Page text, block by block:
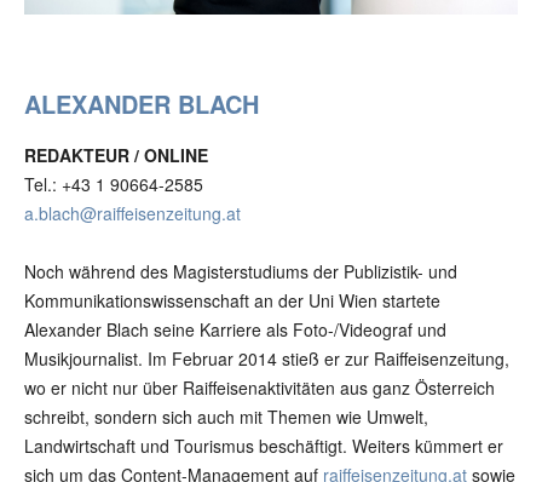
ALEXANDER BLACH
REDAKTEUR / ONLINE
Tel.: +43 1 90664-2585
a.blach@raiffeisenzeitung.at
Noch während des Magisterstudiums der Publizistik- und
Kommunikationswissenschaft an der Uni Wien startete
Alexander Blach seine Karriere als Foto-/Videograf und
Musikjournalist. Im Februar 2014 stieß er zur Raiffeisenzeitung,
wo er nicht nur über Raiffeisenaktivitäten aus ganz Österreich
schreibt, sondern sich auch mit Themen wie Umwelt,
Landwirtschaft und Tourismus beschäftigt. Weiters kümmert er
sich um das Content-Management auf raiffeisenzeitung.at sowie